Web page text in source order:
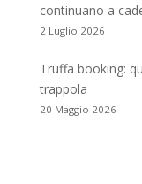
continuano a
2 Luglio 2026
Truffa booking:
trappola
20 Maggio 2026